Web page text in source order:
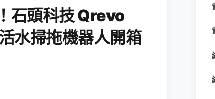
石頭科技 Qrevo
水掃拖機器人開箱